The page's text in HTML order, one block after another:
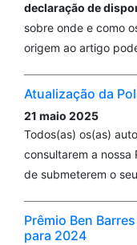
declaração de
sobre onde e como
origem ao artigo
Atualização da
21 maio 2025
Todos(as) os(as)
consultarem a nossa
de submeterem o
Prêmio Ben
para 2024